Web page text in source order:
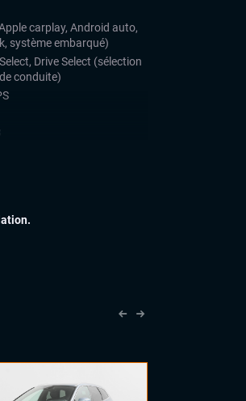
carplay, Android auto,
système embarqué)
Drive Select (sélection
conduite)
sport